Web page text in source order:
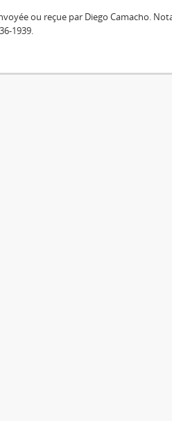
ou reçue par Diego Camacho.
1939.